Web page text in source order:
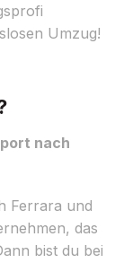
Umzug!
nach
Ferrara und
das
bist du bei